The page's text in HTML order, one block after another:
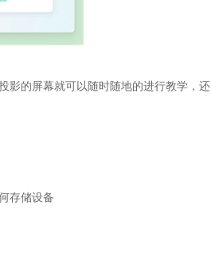
影的屏幕就可以随时随地的进行教学，还
存储设备